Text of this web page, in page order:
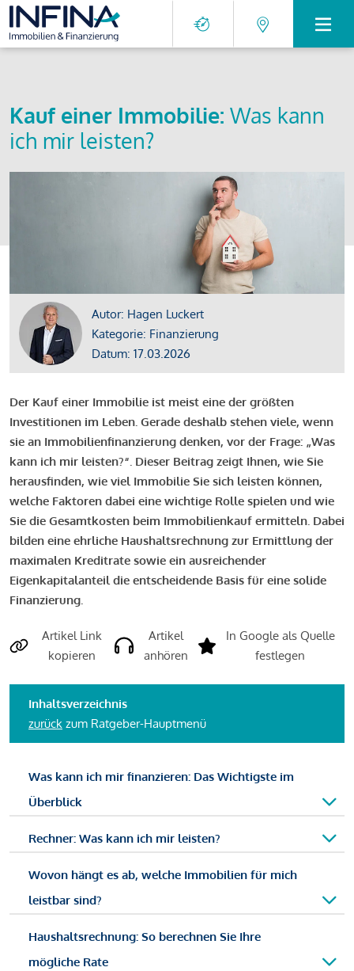
Kauf einer Immobilie: Was kann
ich mir leisten?
Autor: Hagen Luckert
Kategorie: Finanzierung
Datum: 17.03.2026
Der Kauf einer Immobilie ist meist eine der größten
Investitionen im Leben. Gerade deshalb stehen viele, wenn
sie an Immobilienfinanzierung denken, vor der Frage: „Was
kann ich mir leisten?“. Dieser Beitrag zeigt Ihnen, wie Sie
herausfinden, wie viel Immobilie Sie sich leisten können,
welche Faktoren dabei eine wichtige Rolle spielen und wie
Sie die Gesamtkosten beim Immobilienkauf ermitteln. Dabei
bilden eine ehrliche Haushaltsrechnung zur Ermittlung der
maximalen Kreditrate sowie ein ausreichender
Eigenkapitalanteil die entscheidende Basis für eine solide
Finanzierung.
Artikel Link
kopieren
Artikel
anhören
In Google als Quelle
festlegen
Inhaltsverzeichnis
zurück zum Ratgeber-Hauptmenü
Was kann ich mir finanzieren: Das Wichtigste im
Überblick
Rechner: Was kann ich mir leisten?
Wovon hängt es ab, welche Immobilien für mich
leistbar sind?
Haushaltsrechnung: So berechnen Sie Ihre
mögliche Rate